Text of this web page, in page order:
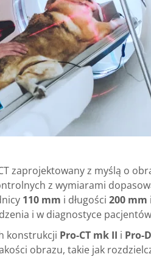
zaprojektowany z myślą o
z wymiarami
110 mm i długości 200 mm
i w diagnostyce
konstrukcji Pro-CT mk II i Pro-
obrazu, takie jak